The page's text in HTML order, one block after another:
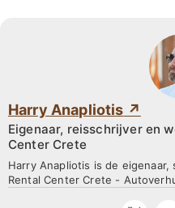
Harry Anapliotis
Eigenaar, reisschrijver en
Center Crete
Harry Anapliotis is de
Rental Center Crete -